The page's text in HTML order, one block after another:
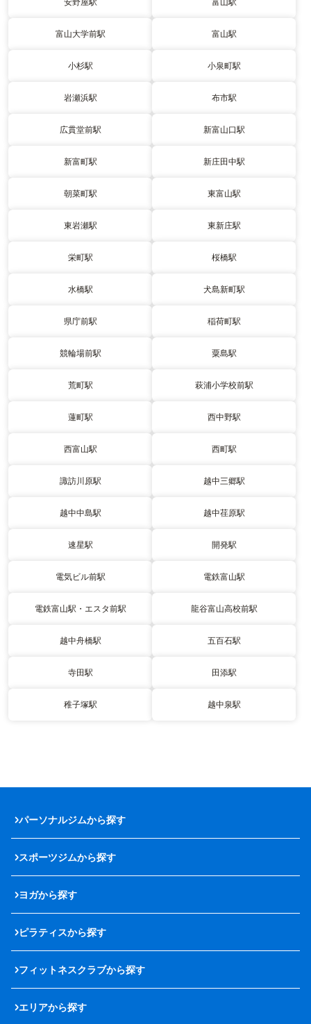
富山大学前駅 富山駅
小杉駅 小泉町駅
岩瀬浜駅 布市駅
広貫堂前駅 新富山口駅
新富町駅 新庄田中駅
朝菜町駅 東富山駅
東岩瀬駅 東新庄駅
栄町駅 桜橋駅
水橋駅 犬島新町駅
県庁前駅 稲荷町駅
競輪場前駅 粟島駅
荒町駅 萩浦小学校前駅
蓮町駅 西中野駅
西富山駅 西町駅
諏訪川原駅 越中三郷駅
越中中島駅 越中荏原駅
速星駅 開発駅
電気ビル前駅 電鉄富山駅
電鉄富山駅・エスタ前駅 龍谷富山高校前駅
越中舟橋駅 五百石駅
寺田駅 田添駅
稚子塚駅 越中泉駅
パーソナルジムから探す
スポーツジムから探す
ヨガから探す
ピラティスから探す
フィットネスクラブから探す
エリアから探す